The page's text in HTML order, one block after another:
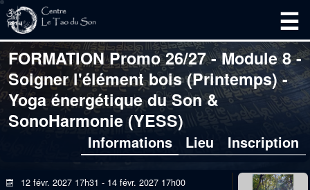
-
FORMATION Promo 26/27 - Module 8 -
Soigner l'élément bois (Printemps) -
Yoga énergétique du Son &
SonoHarmonie (YESS)
Informations Lieu Inscription
calendar 12 févr. 2027 17h31 - 14 févr. 2027 17h00